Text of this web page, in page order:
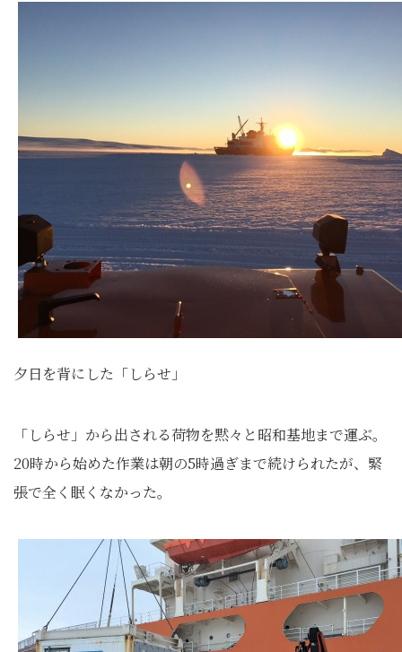
夕日を背にした「しらせ」
「しらせ」から出される荷物を黙々と昭和基地まで運ぶ。
20時から始めた作業は朝の5時過ぎまで続けられたが、緊
張で全く眠くなかった。